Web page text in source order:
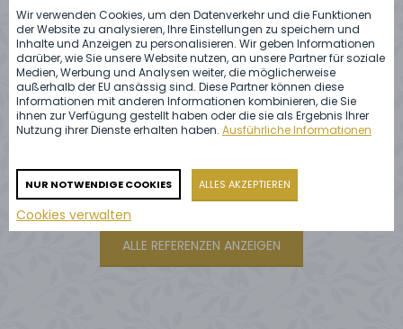
Catering für die Hochzeit auf dem
Schloss Chlumec nad Cidlinou: die
Novaks
ALLE REFERENZEN ANZEIGEN
Wir verwenden Cookies, um den Datenverkehr und die Funktionen
der Website zu analysieren, Ihre Einstellungen zu speichern und
Inhalte und Anzeigen zu personalisieren. Wir geben Informationen
darüber, wie Sie unsere Website nutzen, an unsere Partner für soziale
Medien, Werbung und Analysen weiter, die möglicherweise
außerhalb der EU ansässig sind. Diese Partner können diese
Informationen mit anderen Informationen kombinieren, die Sie
ihnen zur Verfügung gestellt haben oder die sie als Ergebnis Ihrer
Nutzung ihrer Dienste erhalten haben.Ausführliche Informationen
NUR NOTWENDIGE COOKIES ALLES AKZEPTIEREN
Cookies verwalten